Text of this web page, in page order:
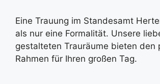
Eine Trauung im Standesamt
als nur eine Formalität. Unsere
gestalteten Trauräume bieten den
Rahmen für Ihren großen Tag.